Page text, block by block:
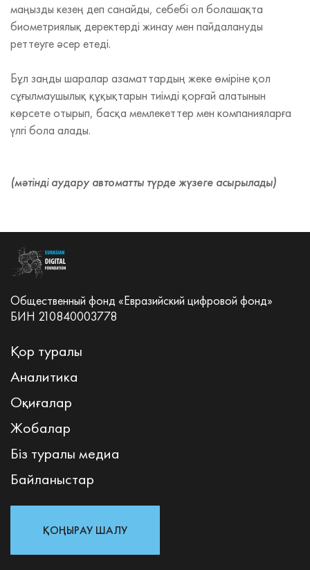
маңызды кезең деп санайды, себебі ол болашақта
биометриялық деректерді жинау мен пайдалануды
реттеуге әсер етеді.
Бұл заңды шаралар азаматтардың жеке өміріне қол
сұғылмаушылық құқықтарын тиімді қорғай алатынын
көрсете отырып, басқа мемлекеттер мен компанияларға
үлгі бола алады.
(мәтінді аудару автоматты түрде жүзеге асырылады)
Общественный фонд «Евразийский цифровой фонд»
БИН 210840003778
Қор туралы
Аналитика
Оқиғалар
Жобалар
Біз туралы медиа
Байланыстар
ҚОҢЫРАУ ШАЛУ